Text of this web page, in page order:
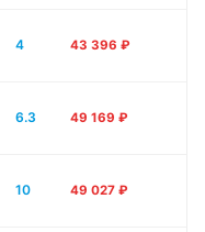
4 43 396 ₽
6.3 49 169 ₽
10 49 027 ₽